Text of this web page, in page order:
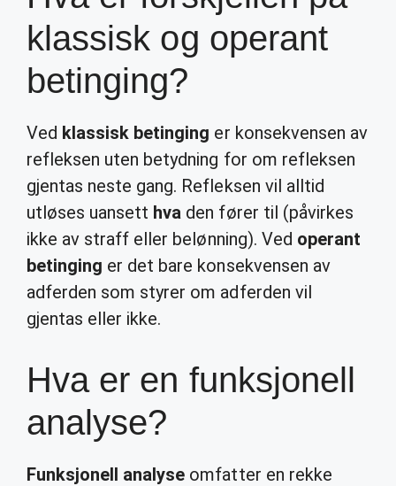
klassisk og operant
betinging?
Ved klassisk betinging er konsekvensen av
refleksen uten betydning for om refleksen
gjentas neste gang. Refleksen vil alltid
utløses uansett hva den fører til (påvirkes
ikke av straff eller belønning). Ved operant
betinging er det bare konsekvensen av
adferden som styrer om adferden vil
gjentas eller ikke.
Hva er en funksjonell
analyse?
Funksjonell analyse omfatter en rekke